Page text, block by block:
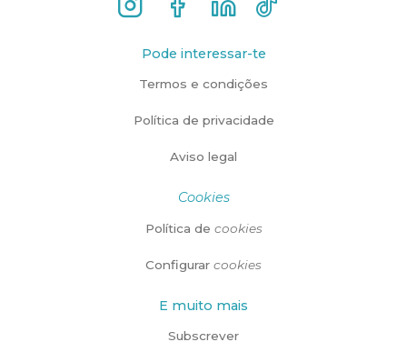
Pode interessar-te
Termos e condições
Política de privacidade
Aviso legal
Cookies
Política de cookies
Configurar cookies
E muito mais
Subscrever